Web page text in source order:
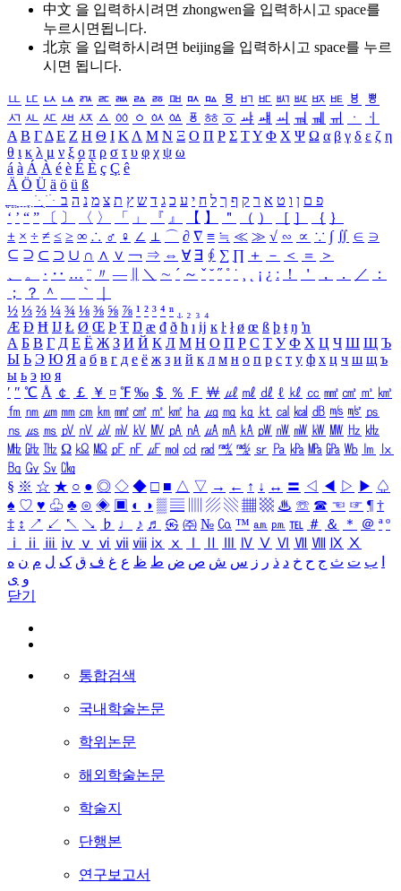
中文 을 입력하시려면 zhongwen을 입력하시고 space를
누르시면됩니다.
北京 을 입력하시려면 beijing을 입력하시고 space를 누르
시면 됩니다.
ㅥ ㅦ ㅧ ㅨ ㅩ ㅪ ㅫ ㅬ ㅭ ㅮ ㅯ ㅰ ㅱ ㅲ ㅳ ㅴ ㅵ ㅶ ㅷ ㅸ
ㅹ
ㅺ ㅻ ㅼ ㅽ ㅾ ㅿ ㆀ ㆁ ㆂ ㆃ ㆄ ㆅ ㆆ ㆇ ㆈ ㆉ ㆊ ㆋ ㆌ ㆍ
ㆎ
Α Β ΓΔ Ε Ζ Η Θ Ι ΚΛ Μ Ν Ξ Ο Π Ρ Σ ΤΥ Φ Χ Ψ Ω α β γ δ ε ζ η
θ ι κ λ μ ν ξ ο π ρ σ τ υ φ χ ψ ω
á à Á À é è É È ç Ç ê
Ä Ö Ü ä ö ü ß
ִֶֹ ֻּ ׁׂ פ ם ן ו ט א ר ק ף ך ל ח י ע כ ג ד ש ץ ת צ מ נ ה ב
‘ ’ “ ” 〔 〕 〈 〉 「 」 『 』 【 】 ＂ （ ） ［ ］ ｛ ｝
± × ÷ ≠ ≤ ≥ ∞ ∴ ♂ ♀ ∠ ⊥ ⌒ ∂ ∇ ≡ ≒ ≪ ≫ √ ∽ ∝ ∵ ∫ ∬ ∈ ∋
⊆ ⊇ ⊂ ⊃ ∪ ∩ ∧ ∨ ￢ ⇒ ⇔ ∀ ∃ ∮ ∑ ∏ ＋ － ＜ ＝
＞
、
。 · ‥ … ¨ 〃 ― ＼ ∼ ´ ～ ˇ ˘ ˝ ˚ ˙ ¸ ¡ ¿ ː ！ ＇ ， ． ／
：
；
？ ＾ ｀
½ ⅓ ⅔ ¼ ¾ ⅛ ⅜ ⅝ ⅞ ¹ ² ³ ⁴ ⁿ ₁ ₂ ₃ ₄
Æ Ð Ħ Ĳ Ł Ø Œ Þ Ŧ Ŋ æ đ ð ħ ı ĳ ĸ ŀ ł ø œ ß þ ŧ ŋ ŉ
А Б В Г Д Е Ё Ж З И Й К Л М Н О П Р С Т У Ф Х Ц Ч Ш Щ Ъ
Ы Ь Э Ю Я а б в г д е ё ж з и й к л м н о п р с т у ф х ц ч ш щ ъ
ы ь э ю я
′ ″ ℃ Å ￠ ￡ ￥ ¤ ℉ ‰ ＄ ％ Ｆ ￦ ㎕ ㎖ ㎗ ℓ ㎘ ㏄ ㎣ ㎤ ㎥ ㎦
㎙ ㎚ ㎛ ㎜ ㎝ ㎞ ㎟ ㎠ ㎡ ㎢ ㏊ ㎍ ㎎ ㎏ ㏏ ㎈ ㎉ ㏈ ㎧ ㎨ ㎰
㎱ ㎲ ㎳ ㎴ ㎵ ㎶ ㎷ ㎸ ㎹ ㎀ ㎁ ㎂ ㎃ ㎄ ㎺ ㎻ ㎽ ㎾ ㎿ ㎐ ㎑
㎒ ㎓ ㎔ Ω ㏀ ㏁ ㎊ ㎋ ㎌ ㏖ ㏅ ㎭ ㎮ ㎯ ㏛ ㎩ ㎪ ㎫ ㎬ ㏝ ㏐
㏓
㏃ ㏉ ㏜ ㏆
§ ※ ☆ ★ ○ ● ◎ ◇ ◆ □ ■ △ ▽ → ← ↑ ↓ ↔ 〓 ◁ ◀ ▷ ▶ ♤
♠ ♡ ♥ ♧ ♣ ⊙ ◈ ▣ ◐ ◑ ▒ ▤ ▨ ▧ ▦ ▩ ♨ ☏ ☎ ☜ ☞ ¶ †
‡ ↕ ↗ ↙ ↖ ↘ ♭ ♩ ♪ ♬ ㉿ ㈜ № ㏇ ™ ㏂ ㏘ ℡ ＃ ＆ ＊ ＠ ª º
ⅰ
ⅱ ⅲ ⅳ ⅴ ⅵ ⅶ ⅷ ⅸ ⅹ Ⅳ Ⅴ Ⅵ Ⅶ Ⅷ Ⅸ Ⅹ
ب ت ث ج ح خ د ذ ر ز س ش ص ض ط ظ ع غ ف ق ک ل م ن ه
و ی
닫기
통합검색
국내학술논문
학위논문
해외학술논문
학술지
단행본
연구보고서